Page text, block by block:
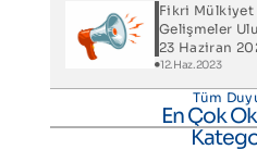
Fikri Mülkiyet
Gelişmeler
23 Haziran
12.Haz.2023
Tüm
En Çok